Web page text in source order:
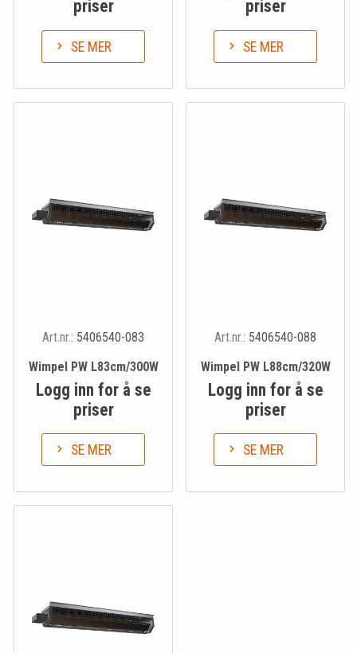
priser
SE MER
priser
SE MER
Art.nr.: 5406540-083
Wimpel PW L83cm/300W
Logg inn for å se
priser
SE MER
Art.nr.: 5406540-088
Wimpel PW L88cm/320W
Logg inn for å se
priser
SE MER